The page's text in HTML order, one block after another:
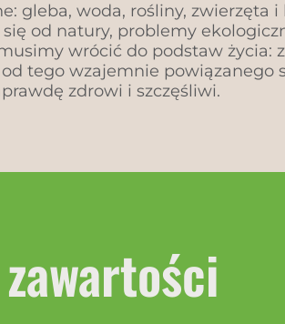
gleba, woda, rośliny, zwierzęta i
od natury, problemy
wrócić do podstaw życia:
tego wzajemnie
zdrowi i szczęśliwi.